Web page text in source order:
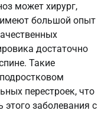
может хирург,
большой опыт
достаточно
Такие
перестроек, что
заболевания с